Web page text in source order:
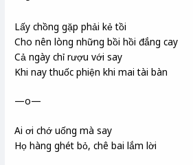
Lấy chồng gặp phải kẻ tồi
Cho nên lòng những bồi hồi đắng cay
Cả ngày chỉ rượu với say
Khi nay thuốc phiện khi mai tài bàn
—o—
Ai ơi chớ uống mà say
Họ hàng ghét bỏ, chê bai lắm lời